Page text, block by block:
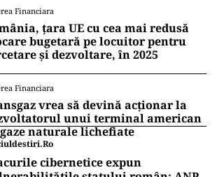
Financiara
țara UE cu cea mai redusă
bugetară pe locuitor pentru
și dezvoltare, în 2025
Financiara
vrea să devină acționar la
unui terminal american
naturale lichefiate
cibernetice expun